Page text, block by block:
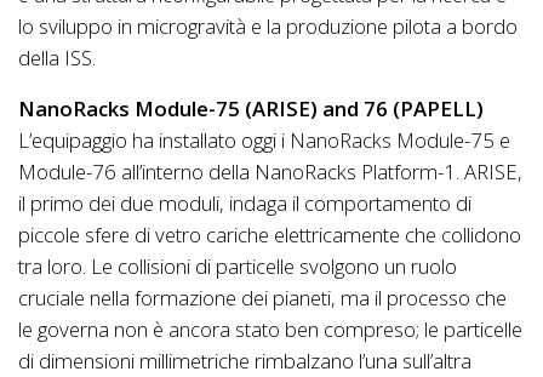
lo sviluppo in microgravità e la produzione pilota a bordo
della ISS.
NanoRacks Module-75 (ARISE) and 76 (PAPELL)
L’equipaggio ha installato oggi i NanoRacks Module-75 e
Module-76 all’interno della NanoRacks Platform-1. ARISE,
il primo dei due moduli, indaga il comportamento di
piccole sfere di vetro cariche elettricamente che collidono
tra loro. Le collisioni di particelle svolgono un ruolo
cruciale nella formazione dei pianeti, ma il processo che
le governa non è ancora stato ben compreso; le particelle
di dimensioni millimetriche rimbalzano l’una sull’altra